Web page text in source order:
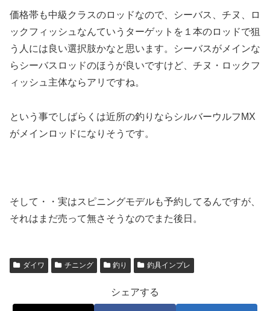
価格帯も中級クラスのロッドなので、シーバス、チヌ、ロ
ックフィッシュなんていうターゲットを１本のロッドで狙
う人には良い選択肢かなと思います。シーバスがメインな
らシーバスロッドのほうが良いですけど、チヌ・ロックフ
ィッシュ主体ならアリですね。
という事でしばらくは近所の釣りならシルバーウルフMX
がメインロッドになりそうです。
そして・・実はスピニングモデルも予約してるんですが、
それはまだ売って無さそうなのでまた後日。
ダイワ チニング 釣り 釣具インプレ
シェアする